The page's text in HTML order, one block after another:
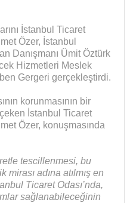
İstanbul Ticaret
Özer, İstanbul
Danışmanı Ümit Öztürk
Hizmetleri Meslek
Gergeri gerçekleştirdi.
korunmasının bir
İstanbul Ticaret
Özer, konuşmasında
tescillenmesi, bu
adına atılmış en
Ticaret Odası’nda,
sağlanabileceğinin